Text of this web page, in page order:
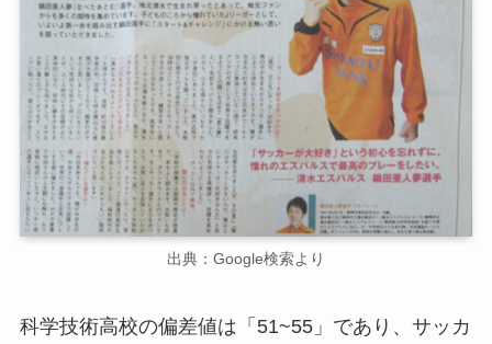
出典：Google検索より
科学技術高校の偏差値は「51~55」であり、サッカ